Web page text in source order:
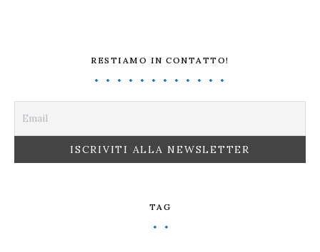
RESTIAMO IN CONTATTO!
TAG